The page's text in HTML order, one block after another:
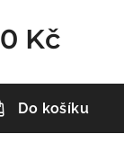
Kč
Do košíku